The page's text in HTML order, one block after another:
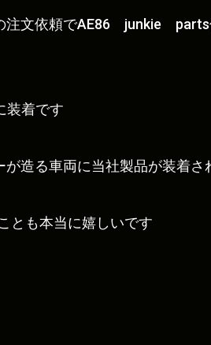
注文依頼でAE86 junkie parts
装着です
造る車両に当社製品が装着さ
とも本当に嬉しいです